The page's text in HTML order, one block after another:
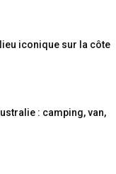
iconique sur la côte
: camping, van,